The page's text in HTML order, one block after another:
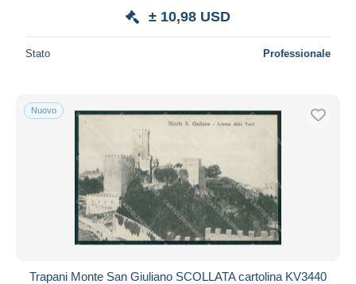
± 10,98 USD
Stato Professionale
Nuovo
Trapani Monte San Giuliano SCOLLATA cartolina KV3440